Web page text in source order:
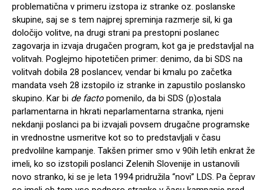
problematična v primeru izstopa iz stranke oz. poslanske
skupine, saj se s tem najprej spreminja razmerje sil, ki ga
določijo volitve, na drugi strani pa prestopni poslanec
zagovarja in izvaja drugačen program, kot ga je predstavljal na
volitvah. Poglejmo hipotetičen primer: denimo, da bi SDS na
volitvah dobila 28 poslancev, vendar bi kmalu po začetka
mandata vseh 28 izstopilo iz stranke in zapustilo poslansko
skupino. Kar bi de facto pomenilo, da bi SDS (p)ostala
parlamentarna in hkrati neparlamentarna stranka, njeni
nekdanji poslanci pa bi izvajali povsem drugačne programske
in vrednostne usmeritve kot so to predstavljali v času
predvolilne kampanje. Takšen primer smo v 90ih letih enkrat že
imeli, ko so izstopili poslanci Zelenih Slovenije in ustanovili
novo stranko, ki se je leta 1994 pridružila “novi” LDS. Pa čeprav